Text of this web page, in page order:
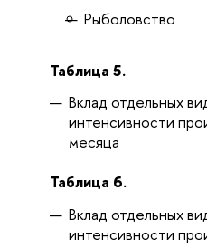
Рыболовство
Таблица 5.
Вклад отдельных
интенсивности
месяца
Таблица 6.
Вклад отдельных
интенсивности